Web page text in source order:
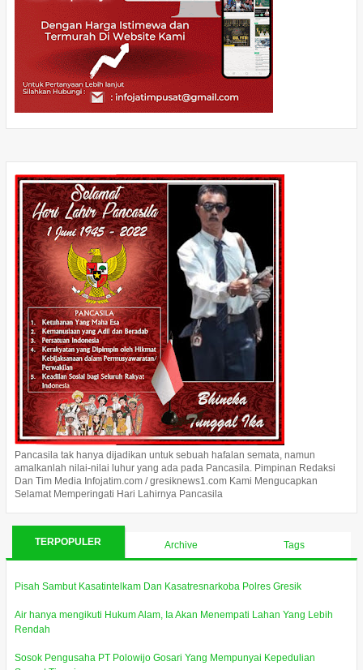
Pancasila tak hanya dijadikan untuk sebuah hafalan semata, namun
amalkanlah nilai-nilai luhur yang ada pada Pancasila. Pimpinan Redaksi
Dan Tim Media Infojatim.com / gresiknews1.com Kami Mengucapkan
Selamat Memperingati Hari Lahirnya Pancasila
TERPOPULER Archive Tags
Pisah Sambut Kasatintelkam Dan Kasatresnarkoba Polres Gresik
Air hanya mengikuti Hukum Alam, Ia Akan Menempati Lahan Yang Lebih
Rendah
Sosok Pengusaha PT Polowijo Gosari Yang Mempunyai Kepedulian